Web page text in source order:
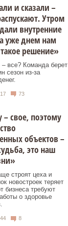
и сказали –
Утром
внутренние
уже днем нам
решение»
все? Команда берет
сезон из-за
73
свое, поэтому
объектов –
это наш
строят цеха и
новостроек теряет
бизнеса требуют
о здоровье
8